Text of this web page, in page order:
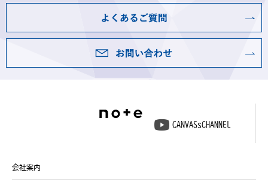
CANVASsCHANNEL
会社案内